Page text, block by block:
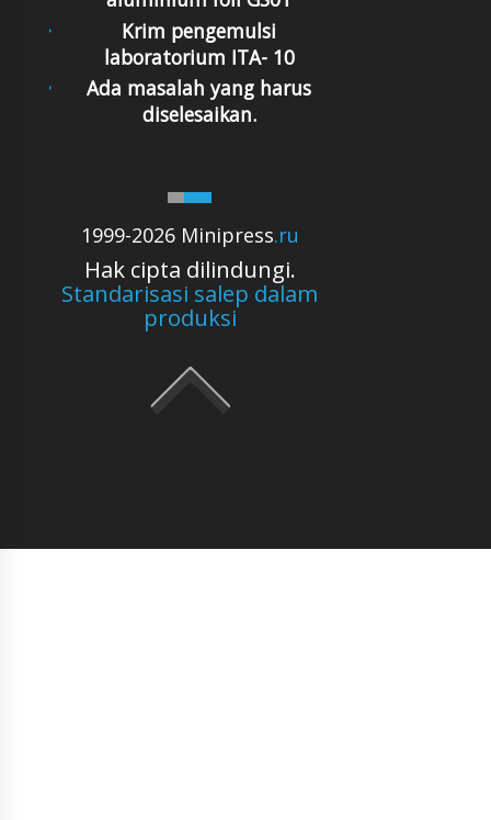
1999-2026 Minipress.ru
Hak cipta dilindungi.
Standarisasi salep dalam
produksi
Krim pengemulsi
laboratorium ITA- 10
Ada masalah yang harus
diselesaikan.